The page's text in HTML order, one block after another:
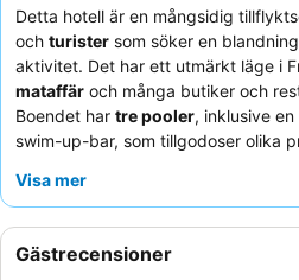
Detta hotell är en mångsidig
och turister som söker en
aktivitet. Det har ett utmärkt läge i
mataffär och många butiker och
Boendet har tre pooler, inklusive
swim-up-bar, som tillgodoser olika
personalen
att be om ett rum bort från
Visa mer
Gästrecensioner